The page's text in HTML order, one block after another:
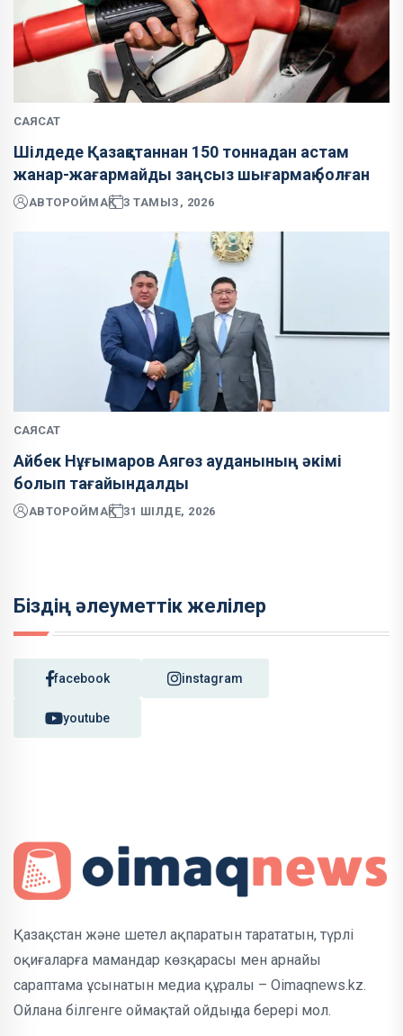
САЯСАТ
Шілдеде Қазақстаннан 150 тоннадан астам
жанар-жағармайды заңсыз шығармақ болған
АВТОРОЙМАҚ 3 ТАМЫЗ, 2026
САЯСАТ
Айбек Нұғымаров Аягөз ауданының әкімі
болып тағайындалды
АВТОРОЙМАҚ 31 ШІЛДЕ, 2026
Біздің әлеуметтік желілер
facebook instagram
youtube
Қазақстан және шетел ақпаратын тарататын, түрлі
оқиғаларға мамандар көзқарасы мен арнайы
сараптама ұсынатын медиа құралы – Oimaqnews.kz.
Ойлана білгенге оймақтай ойдың да берері мол.